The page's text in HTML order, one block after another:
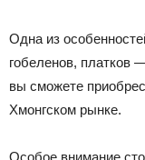
Одна из
гобеленов, платков
вы сможете
Хмонгском рынке.
Особое внимание